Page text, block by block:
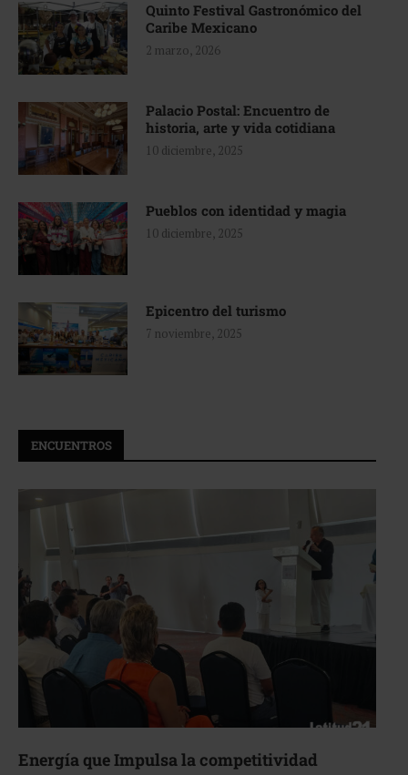
Quinto Festival Gastronómico del
Caribe Mexicano
2 marzo, 2026
Palacio Postal: Encuentro de
historia, arte y vida cotidiana
10 diciembre, 2025
Pueblos con identidad y magia
10 diciembre, 2025
Epicentro del turismo
7 noviembre, 2025
ENCUENTROS
Energía que Impulsa la competitividad